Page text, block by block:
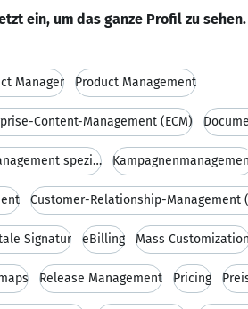
ein, um das ganze Profil zu sehen.
Manager Product Management
Content-Management (ECM)
Lösungsansätze für das Outputmanagement speziell a
Customer-Relationship-Management
Signatur eBilling Mass
Release Management Pricing